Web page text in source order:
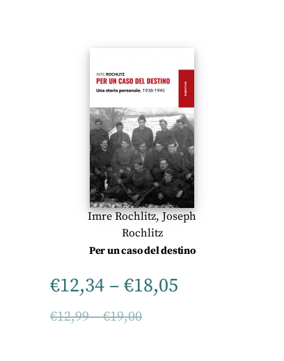
Imre Rochlitz,Joseph
Rochlitz
Per un caso del destino
€12,34 – €18,05
€12,99–€19,00